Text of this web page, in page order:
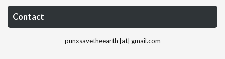
Contact
punxsavetheearth [at] gmail.com